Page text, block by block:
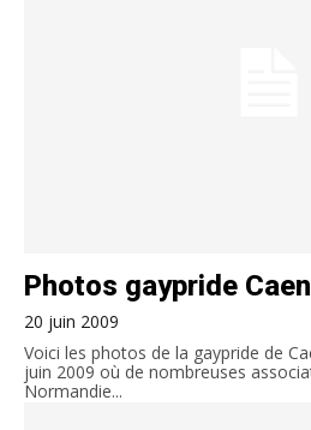
Photos gaypride
20 juin 2009
Voici les photos de la gaypride de
juin 2009 où de nombreuses
Normandie...